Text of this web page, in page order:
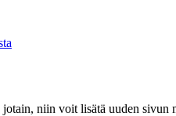
niin voit lisätä uuden sivun